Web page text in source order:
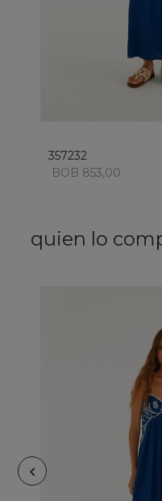
añadir
357232
BOB 853,00
quien lo